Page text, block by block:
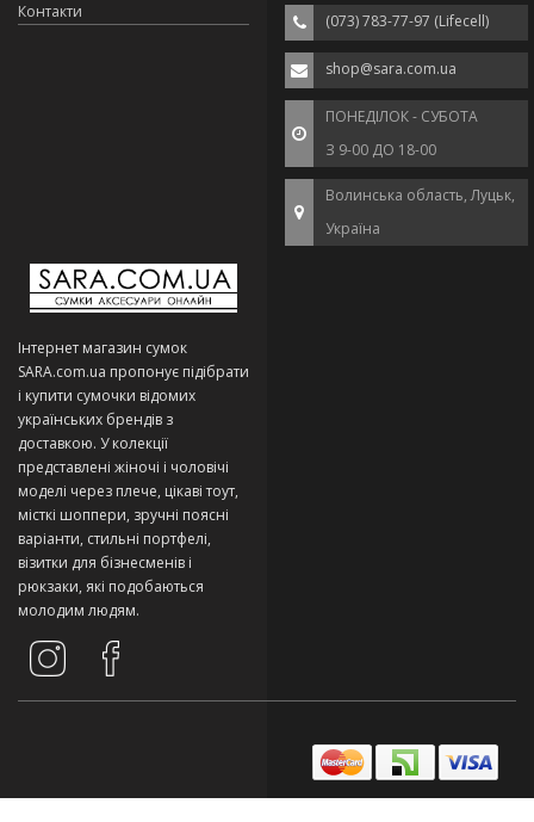
Контакти (073) 783-77-97 (Lifecell)
shop@sara.com.ua
ПОНЕДІЛОК - СУБОТА
З 9-00 ДО 18-00
Волинська область, Луцьк,
Україна
Інтернет магазин сумок
SARA.com.ua пропонує підібрати
і купити сумочки відомих
українських брендів з
доставкою. У колекції
представлені жіночі і чоловічі
моделі через плече, цікаві тоут,
місткі шоппери, зручні поясні
варіанти, стильні портфелі,
візитки для бізнесменів і
рюкзаки, які подобаються
молодим людям.